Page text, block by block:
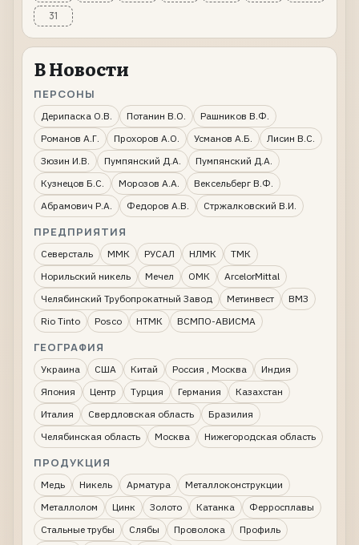
31
В Новости
ПЕРСОНЫ
Дерипаска О.В. Потанин В.О.
Рашников В.Ф.
Романов А.Г.
Прохоров А.О. Усманов А.Б.
Лисин В.С.
Зюзин И.В.
Пумпянский Д.А.
Пумпянский Д.А.
Кузнецов Б.С.
Морозов А.А.
Вексельберг В.Ф.
Абрамович Р.А.
Федоров А.В. Стржалковский В.И.
ПРЕДПРИЯТИЯ
Северсталь ММК РУСАЛ НЛМК
ТМК
Норильский никель
Мечел ОМК
ArcelorMittal
Челябинский Трубопрокатный Завод
Метинвест
ВМЗ
Rio Tinto
Posco НТМК ВСМПО-АВИСМА
ГЕОГРАФИЯ
Украина США Китай Россия , Москва
Индия
Япония
Центр Турция Германия
Казахстан
Италия
Свердловская область
Бразилия
Челябинская область
Москва Нижегородская область
ПРОДУКЦИЯ
Медь Никель Арматура
Металлоконструкции
Металлолом
Цинк Золото Катанка
Ферросплавы
Стальные трубы
Слябы Проволока
Профиль